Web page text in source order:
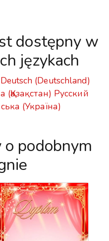
dostępny w
językach
Deutsch (Deutschland)
(Қазақстан) Русский
(Україна)
podobnym